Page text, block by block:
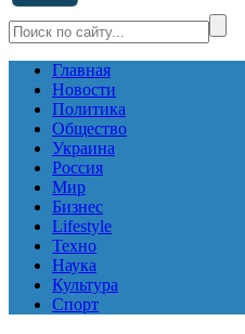
Главная
Новости
Политика
Общество
Украина
Россия
Мир
Бизнес
Lifestyle
Техно
Наука
Культура
Спорт